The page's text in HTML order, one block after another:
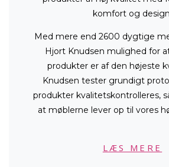
komfort og
Med mere end 2600 dygtige
Hjort Knudsen mulighed for
produkter er af den højeste
Knudsen tester grundigt
produkter kvalitetskontrolleres,
at møblerne lever op til vores
LÆS MERE